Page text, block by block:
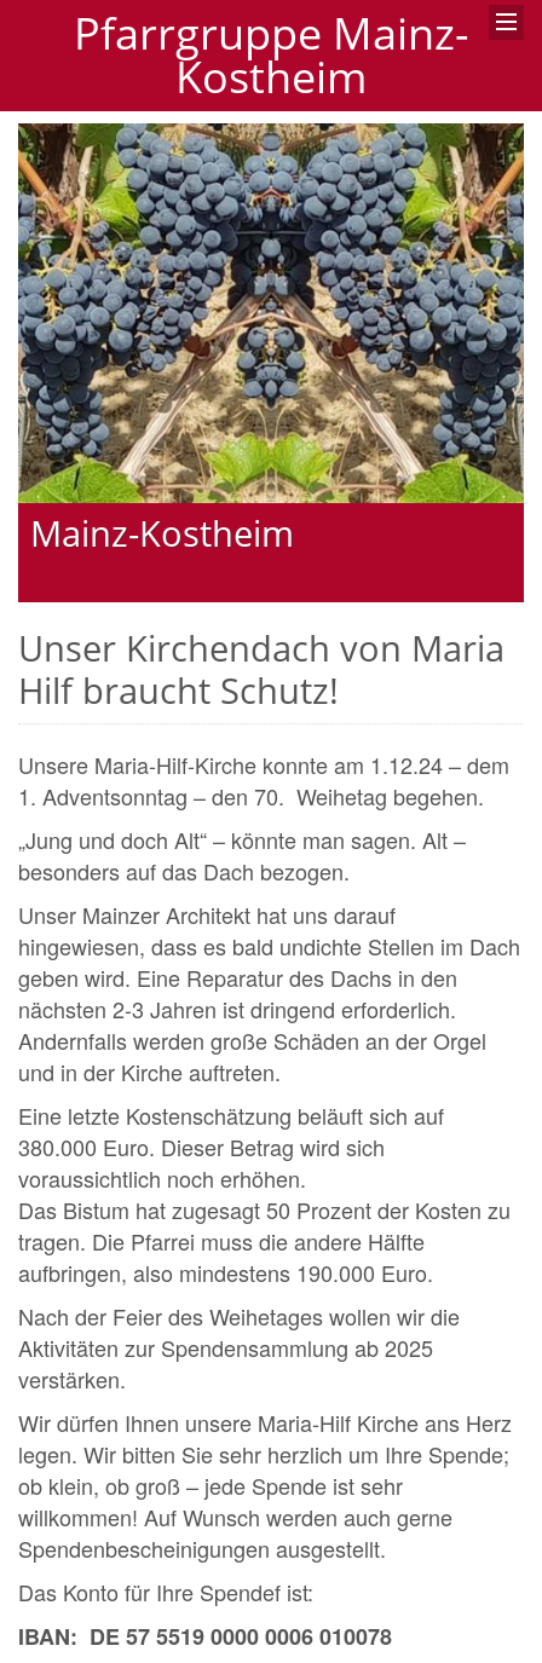
Pfarrgruppe Mainz-
Kostheim
Mainz-Kostheim
Unser Kirchendach von Maria
Hilf braucht Schutz!
Unsere Maria-Hilf-Kirche konnte am 1.12.24 – dem
1. Adventsonntag – den 70. Weihetag begehen.
„Jung und doch Alt“ – könnte man sagen. Alt –
besonders auf das Dach bezogen.
Unser Mainzer Architekt hat uns darauf
hingewiesen, dass es bald undichte Stellen im Dach
geben wird. Eine Reparatur des Dachs in den
nächsten 2-3 Jahren ist dringend erforderlich.
Andernfalls werden große Schäden an der Orgel
und in der Kirche auftreten.
Eine letzte Kostenschätzung beläuft sich auf
380.000 Euro. Dieser Betrag wird sich
voraussichtlich noch erhöhen.
Das Bistum hat zugesagt 50 Prozent der Kosten zu
tragen. Die Pfarrei muss die andere Hälfte
aufbringen, also mindestens 190.000 Euro.
Nach der Feier des Weihetages wollen wir die
Aktivitäten zur Spendensammlung ab 2025
verstärken.
Wir dürfen Ihnen unsere Maria-Hilf Kirche ans Herz
legen. Wir bitten Sie sehr herzlich um Ihre Spende;
ob klein, ob groß – jede Spende ist sehr
willkommen! Auf Wunsch werden auch gerne
Spendenbescheinigungen ausgestellt.
Das Konto für Ihre Spendef ist:
IBAN: DE 57 5519 0000 0006 010078